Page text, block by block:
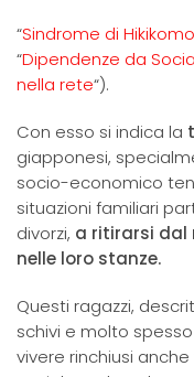
“Sindrome di
“Dipendenze da
nella rete“).
Con esso si indica la
giapponesi,
socio-economico
situazioni familiari
divorzi, a ritirarsi dal
nelle loro stanze.
Questi ragazzi,
schivi e molto
vivere rinchiusi